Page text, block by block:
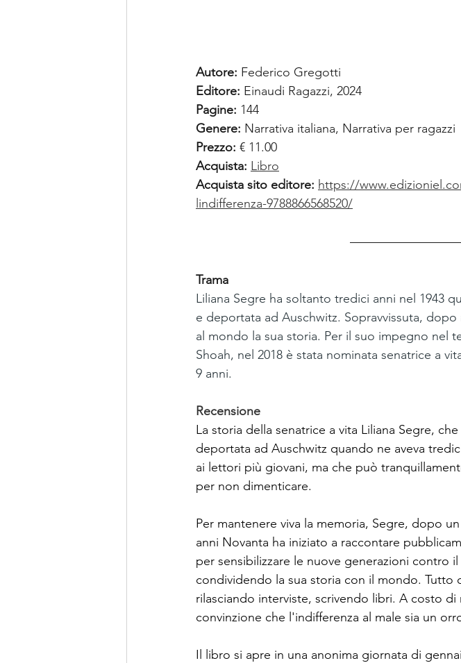
Autore: Federico Gregotti
Editore: Einaudi Ragazzi, 2024
Pagine: 144
Genere: Narrativa italiana, Narrativa per ragazzi
Prezzo: € 11.00
Acquista: Libro
Acquista sito editore: https://
lindifferenza-9788866568520/
Trama
Liliana Segre ha soltanto tredici anni nel 1943
e deportata ad Auschwitz. Sopravvissuta,
al mondo la sua storia. Per il suo impegno nel
Shoah, nel 2018 è stata nominata senatrice a
9 anni.
Recensione
La storia della senatrice a vita Liliana Segre,
deportata ad Auschwitz quando ne aveva
ai lettori più giovani, ma che può
per non dimenticare.
Per mantenere viva la memoria, Segre, dopo
anni Novanta ha iniziato a raccontare
per sensibilizzare le nuove generazioni contro
condividendo la sua storia con il mondo.
rilasciando interviste, scrivendo libri. A costo
convinzione che l'indifferenza al male sia un
Il libro si apre in una anonima giornata di